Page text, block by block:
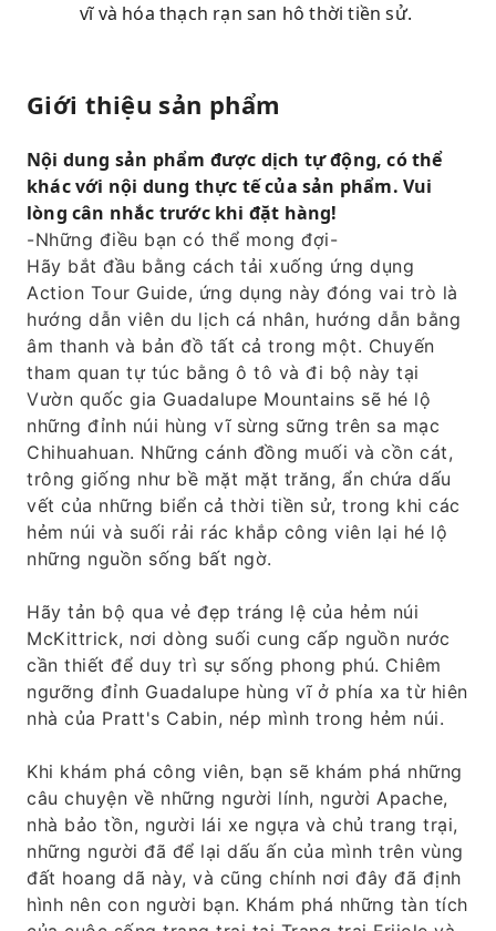
vĩ và hóa thạch rạn san hô thời tiền sử.
Giới thiệu sản phẩm
Nội dung sản phẩm được dịch tự động, có thể
khác với nội dung thực tế của sản phẩm. Vui
lòng cân nhắc trước khi đặt hàng!
-Những điều bạn có thể mong đợi-
Hãy bắt đầu bằng cách tải xuống ứng dụng
Action Tour Guide, ứng dụng này đóng vai trò là
hướng dẫn viên du lịch cá nhân, hướng dẫn bằng
âm thanh và bản đồ tất cả trong một. Chuyến
tham quan tự túc bằng ô tô và đi bộ này tại
Vườn quốc gia Guadalupe Mountains sẽ hé lộ
những đỉnh núi hùng vĩ sừng sững trên sa mạc
Chihuahuan. Những cánh đồng muối và cồn cát,
trông giống như bề mặt mặt trăng, ẩn chứa dấu
vết của những biển cả thời tiền sử, trong khi các
hẻm núi và suối rải rác khắp công viên lại hé lộ
những nguồn sống bất ngờ.
Hãy tản bộ qua vẻ đẹp tráng lệ của hẻm núi
McKittrick, nơi dòng suối cung cấp nguồn nước
cần thiết để duy trì sự sống phong phú. Chiêm
ngưỡng đỉnh Guadalupe hùng vĩ ở phía xa từ hiên
nhà của Pratt's Cabin, nép mình trong hẻm núi.
Khi khám phá công viên, bạn sẽ khám phá những
câu chuyện về những người lính, người Apache,
nhà bảo tồn, người lái xe ngựa và chủ trang trại,
những người đã để lại dấu ấn của mình trên vùng
đất hoang dã này, và cũng chính nơi đây đã định
hình nên con người bạn. Khám phá những tàn tích